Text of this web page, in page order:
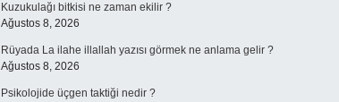
Kuzukulağı bitkisi ne zaman ekilir ?
Ağustos 8, 2026
Rüyada La ilahe illallah yazısı görmek ne anlama gelir ?
Ağustos 8, 2026
Psikolojide üçgen taktiği nedir ?